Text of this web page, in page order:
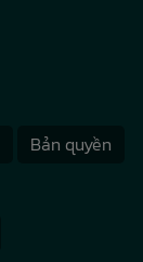
Bản quyền